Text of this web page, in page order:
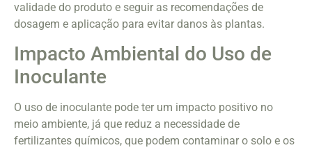
validade do produto e seguir as recomendações de
dosagem e aplicação para evitar danos às plantas.
Impacto Ambiental do Uso de
Inoculante
O uso de inoculante pode ter um impacto positivo no
meio ambiente, já que reduz a necessidade de
fertilizantes químicos, que podem contaminar o solo e os